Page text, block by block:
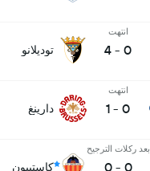
انتهت
0
-
4 توديلانو
انتهت
0
-
1 دارينغ
بعد ركلات الترجيح
0
-
0 كاستييون